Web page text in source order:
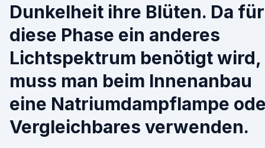
Dunkelheit ihre Blüten. Da für
diese Phase ein anderes
Lichtspektrum benötigt wird,
muss man beim Innenanbau
eine Natriumdampflampe
Vergleichbares verwenden.